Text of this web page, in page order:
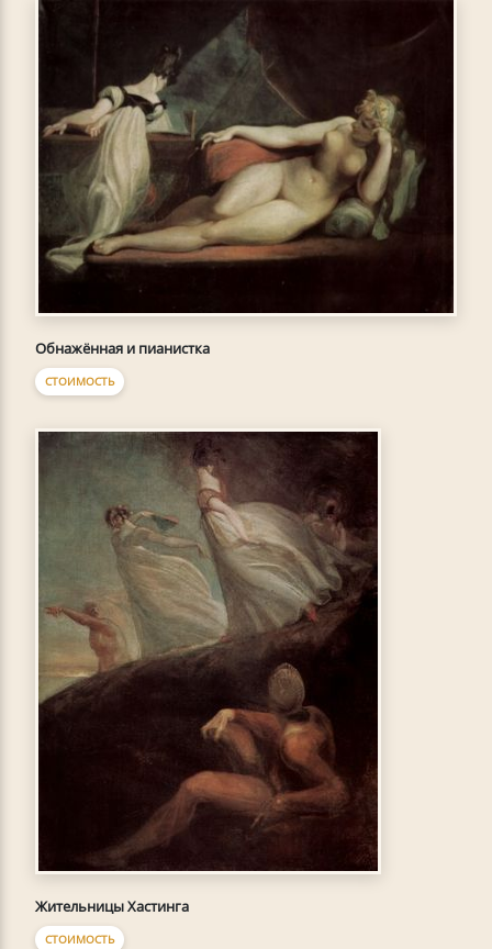
Обнажённая и пианистка
СТОИМОСТЬ
Жительницы Хастинга
СТОИМОСТЬ